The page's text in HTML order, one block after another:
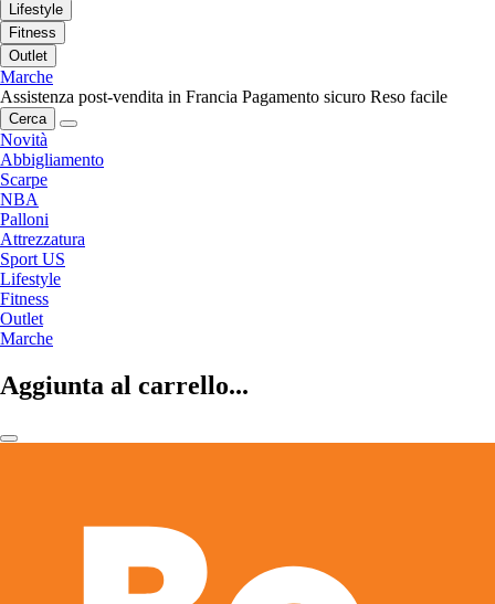
Lifestyle
Fitness
Outlet
Marche
Assistenza post-vendita in Francia Pagamento sicuro Reso facile
Cerca
Novità
Abbigliamento
Scarpe
NBA
Palloni
Attrezzatura
Sport US
Lifestyle
Fitness
Outlet
Marche
Aggiunta al carrello...